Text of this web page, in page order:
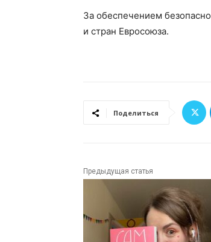
За обеспечением
и стран Евросоюза.
Поделиться
Предыдущая статья